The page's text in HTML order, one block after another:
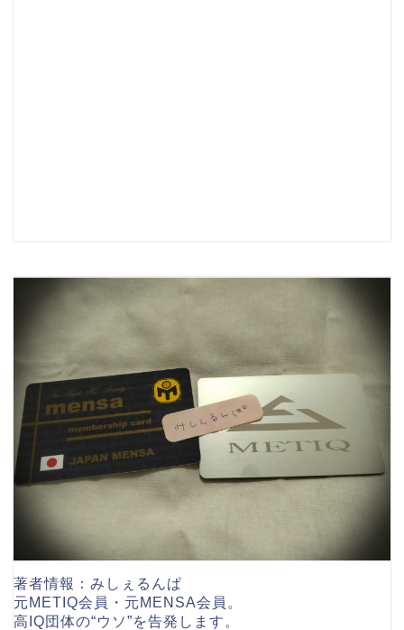
著者情報：みしぇるんぱ
元METIQ会員・元MENSA会員。
高IQ団体の“ウソ”を告発します。